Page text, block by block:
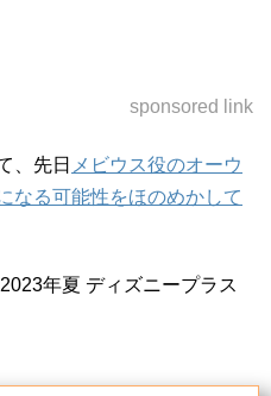
sponsored link
、先日 メビウス役のオーウ
なる可能性をほのめかして
年夏 ディズニープラス